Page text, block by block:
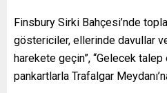
Finsbury Sirki Bahçesi’nde
göstericiler, ellerinde davullar
harekete geçin”, “Gelecek talep
pankartlarla Trafalgar